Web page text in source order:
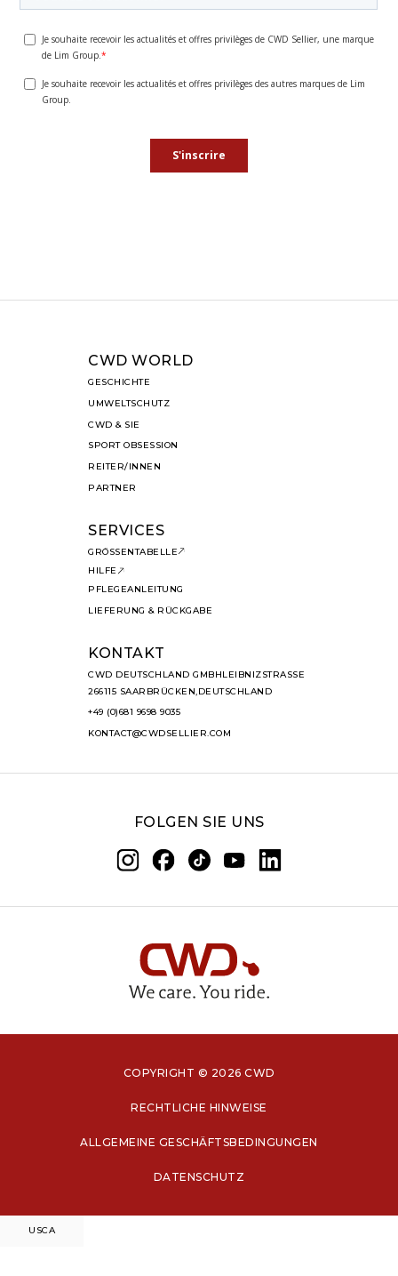
CWD WORLD
GESCHICHTE
UMWELTSCHUTZ
CWD & SIE
SPORT OBSESSION
REITER/INNEN
PARTNER
SERVICES
GRÖSSENTABELLE
HILFE
PFLEGEANLEITUNG
LIEFERUNG & RÜCKGABE
KONTAKT
CWD DEUTSCHLAND GMBHLEIBNIZSTRASSE
266115 SAARBRÜCKEN,DEUTSCHLAND
+49 (0)681 9698 9035
KONTACT@CWDSELLIER.COM
FOLGEN SIE UNS
COPYRIGHT © 2026 CWD
RECHTLICHE HINWEISE
ALLGEMEINE GESCHÄFTSBEDINGUNGEN
DATENSCHUTZ
USCA